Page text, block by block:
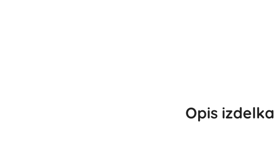
Opis izdelka